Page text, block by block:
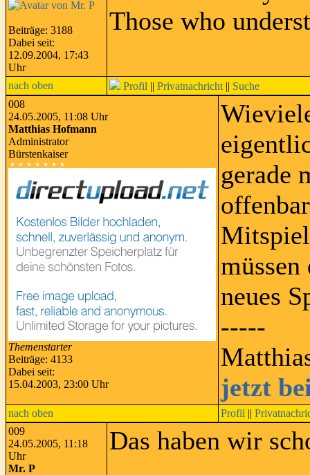
Beiträge: 3188
Dabei seit:
12.09.2004, 17:43
Uhr
Those who
nach oben Profil || Privatnachricht || Suche
008
24.05.2005, 11:08 Uhr
Matthias Hofmann
Administrator
Bürstenkaiser
Themenstarter
Beiträge: 4133
Dabei seit:
15.04.2003, 23:00 Uhr
gerade
neues
-----
jetzt
nach oben Profil ||
009
24.05.2005, 11:18
Uhr
Mr. P
Das haben wir